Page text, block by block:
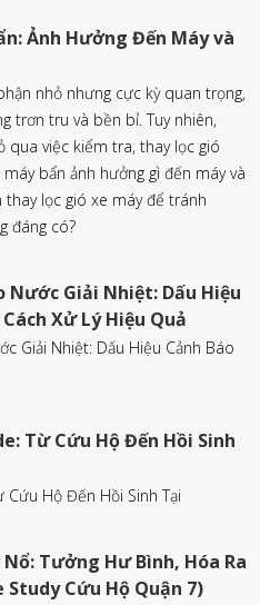
Ảnh Hưởng Đến Máy và
nhỏ nhưng cực kỳ quan trọng,
trơn tru và bền bỉ. Tuy nhiên,
qua việc kiểm tra, thay lọc gió
máy bẩn ảnh hưởng gì đến máy và
thay lọc gió xe máy để tránh
đáng có?
Nước Giải Nhiệt: Dấu Hiệu
Xử Lý Hiệu Quả
Giải Nhiệt: Dấu Hiệu Cảnh Báo
Từ Cứu Hộ Đến Hồi Sinh
Cứu Hộ Đến Hồi Sinh Tại
Tưởng Hư Bình, Hóa Ra
Study Cứu Hộ Quận 7)